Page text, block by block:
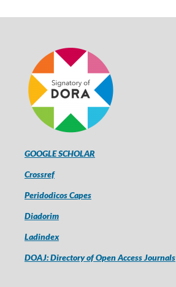
GOOGLE SCHOLAR
Crossref
Peridodicos Capes
Diadorim
Ladindex
DOAJ: Directory of Open Access Journals